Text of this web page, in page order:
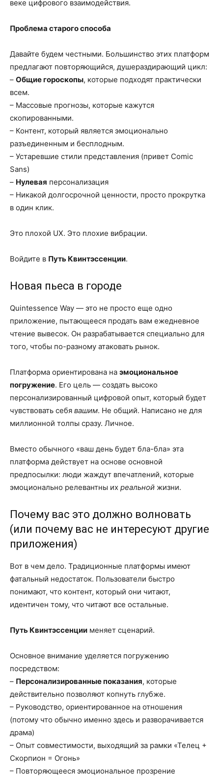
веке цифрового взаимодействия.
Проблема старого способа
Давайте будем честными. Большинство этих платформ
предлагают повторяющийся, душераздирающий цикл:
– Общие гороскопы, которые подходят практически
всем.
– Массовые прогнозы, которые кажутся
скопированными.
– Контент, который является эмоционально
разъединенным и бесплодным.
– Устаревшие стили представления (привет Comic
Sans)
– Нулевая персонализация
– Никакой долгосрочной ценности, просто прокрутка
в один клик.
Это плохой UX. Это плохие вибрации.
Войдите в Путь Квинтэссенции.
Новая пьеса в городе
Quintessence Way — это не просто еще одно
приложение, пытающееся продать вам ежедневное
чтение вывесок. Он разрабатывается специально для
того, чтобы по-разному атаковать рынок.
Платформа ориентирована на эмоциональное
погружение. Его цель — создать высоко
персонализированный цифровой опыт, который будет
чувствовать себя вашим. Не общий. Написано не для
миллионной толпы сразу. Личное.
Вместо обычного «ваш день будет бла-бла» эта
платформа действует на основе основной
предпосылки: люди жаждут впечатлений, которые
эмоционально релевантны их реальной жизни.
Почему вас это должно волновать
(или почему вас не интересуют другие
приложения)
Вот в чем дело. Традиционные платформы имеют
фатальный недостаток. Пользователи быстро
понимают, что контент, который они читают,
идентичен тому, что читают все остальные.
Путь Квинтэссенции меняет сценарий.
Основное внимание уделяется погружению
посредством:
– Персонализированные показания, которые
действительно позволяют копнуть глубже.
– Руководство, ориентированное на отношения
(потому что обычно именно здесь и разворачивается
драма)
– Опыт совместимости, выходящий за рамки «Телец +
Скорпион = Огонь»
– Повторяющееся эмоциональное прозрение